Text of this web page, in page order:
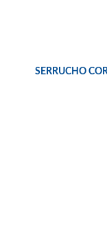
SERRUCHO